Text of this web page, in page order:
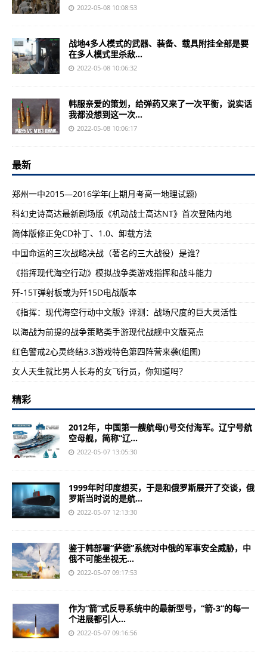
2022-05-08 10:08:53
战地4多人模式的武器、装备、载具附挂全部是要
在多人模式里杀敌...
2022-05-08 10:06:32
韩服亲爱的策划，给弹药又来了一次平衡，说实话
我都没想到这一次...
2022-05-08 10:06:17
最新
郑州一中2015—2016学年(上期月考高一地理试题)
科幻史诗高达最新剧场版《机动战士高达NT》首次登陆内地
简体版修正免CD补丁、1.0、卸载方法
中国命运的三次战略决战（著名的三大战役）是谁？
《指挥现代海空行动》模拟战争类游戏指挥和战斗能力
歼-15T弹射板或为歼15D电战版本
《指挥：现代海空行动中文版》评测：战场尺度的巨大灵活性
以海战为前提的战争策略类手游现代战舰中文版亮点
红色警戒2心灵终结3.3游戏特色第四阵营来袭(组图)
女人天生就比男人长寿的女飞行员，你知道吗？
精彩
2012年，中国第一艘航母()号交付海军。辽宁号航
空母舰，简称“辽...
2022-05-07 13:05:30
1999年时印度想买，于是和俄罗斯展开了交谈，俄
罗斯当时说的是航...
2022-05-07 12:13:30
鉴于韩部署“萨德”系统对中俄的军事安全威胁，中
俄不可能坐视无...
2022-05-07 09:17:53
作为“箭”式反导系统中的最新型号，“箭-3”的每一
个进展都引人...
2022-05-07 09:16:56